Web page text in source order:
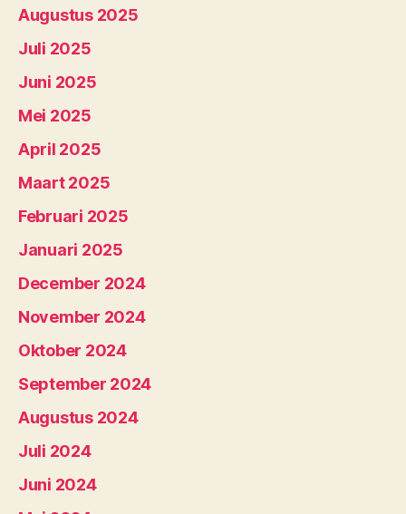
Augustus 2025
Juli 2025
Juni 2025
Mei 2025
April 2025
Maart 2025
Februari 2025
Januari 2025
December 2024
November 2024
Oktober 2024
September 2024
Augustus 2024
Juli 2024
Juni 2024